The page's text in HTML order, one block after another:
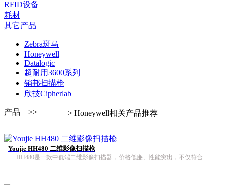
RFID设备
耗材
其它产品
Zebra斑马
Honeywell
Datalogic
超耐用3600系列
销邦扫描枪
欣技Cipherlab
产品 >> > Honeywell相关产品推荐
Youjie HH480 二维影像扫描枪
HH480是一款中低端二维影像扫描器，价格低廉、性能突出，不仅符合…